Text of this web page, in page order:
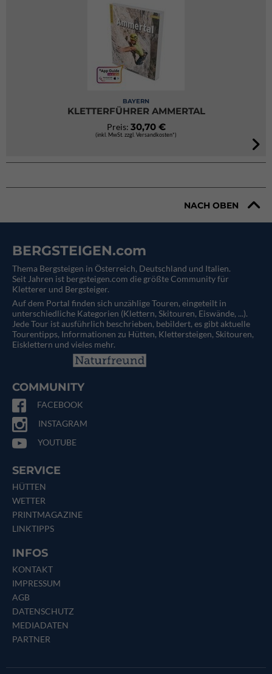
BAYERN
KLETTERFÜHRER AMMERTAL
Preis: 30,70 €
(inkl. MwSt. zzgl. Versandkosten*)
NACH OBEN
BERGSTEIGEN.com
Thema Bergsteigen in Österreich, Deutschland und Italien.
Seit Jahren ist bergsteigen.com die größte Community für
Kletterer und Bergsteiger.
Auf dem Portal finden sich unzählige Touren, eingeteilt in
unterschiedliche Kategorien (Klettern, Skitouren, Eiswände, ...).
Jede Tour ist ausführlich beschrieben, bebildert, es gibt aktuelle
Tourentipps, Informationen zu Hütten, Klettersteigen, Skitouren,
Eisklettern und vieles mehr.
COMMUNITY
FACEBOOK
INSTAGRAM
YOUTUBE
SERVICE
HÜTTEN
WETTER
PRINTMAGAZINE
LINKTIPPS
INFOS
KONTAKT
IMPRESSUM
AGB
DATENSCHUTZ
MEDIADATEN
PARTNER